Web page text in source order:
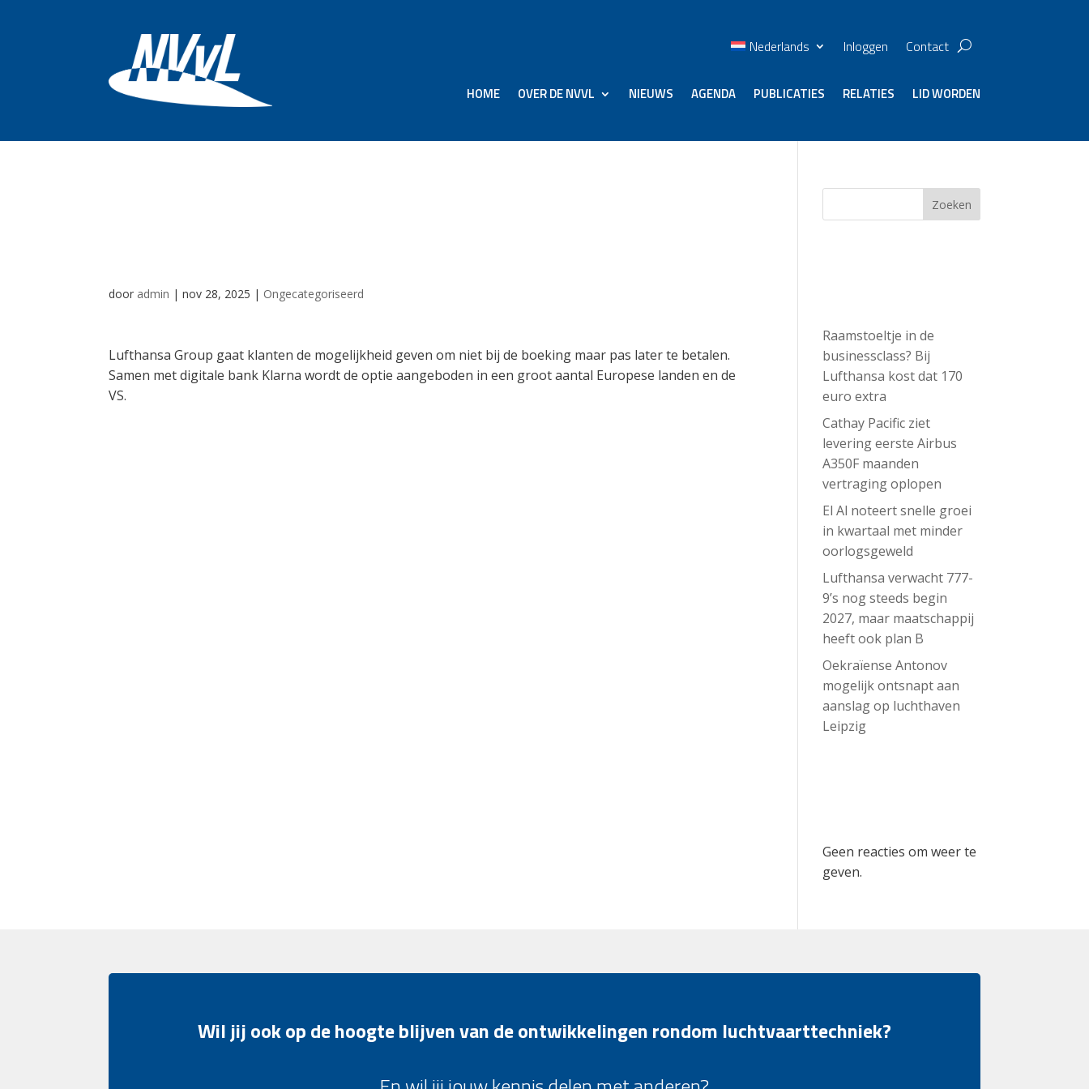
Nederlands Inloggen Contact
HOME OVER DE NVVL NIEUWS AGENDA PUBLICATIES RELATIES LID WORDEN
door admin |nov 28, 2025 | Ongecategoriseerd
Lufthansa Group gaat klanten de mogelijkheid geven om niet bij de boeking maar pas later te betalen.
Samen met digitale bank Klarna wordt de optie aangeboden in een groot aantal Europese landen en de
VS.
Zoeken
Raamstoeltje in de
businessclass? Bij
Lufthansa kost dat 170
euro extra
Cathay Pacific ziet
levering eerste Airbus
A350F maanden
vertraging oplopen
El Al noteert snelle groei
in kwartaal met minder
oorlogsgeweld
Lufthansa verwacht 777-
9’s nog steeds begin
2027, maar maatschappij
heeft ook plan B
Oekraïense Antonov
mogelijk ontsnapt aan
aanslag op luchthaven
Leipzig
Geen reacties om weer te
geven.
Wil jij ook op de hoogte blijven van de ontwikkelingen rondom luchtvaarttechniek?